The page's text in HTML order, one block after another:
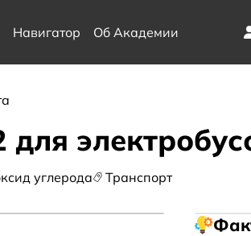
Навигатор Об Академии
углерода Транспорт